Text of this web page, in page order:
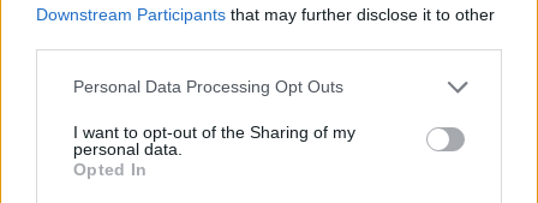
Downstream Participants that may further disclose it to other
Personal Data Processing Opt Outs
I want to opt-out of the Sharing of my
personal data.
Opted In
ΔΙΑΦΗΜΙΣΗ